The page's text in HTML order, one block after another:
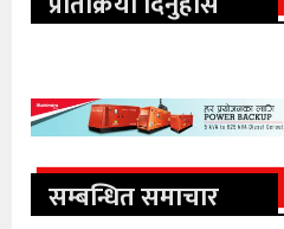
सम्बन्धित समाचार